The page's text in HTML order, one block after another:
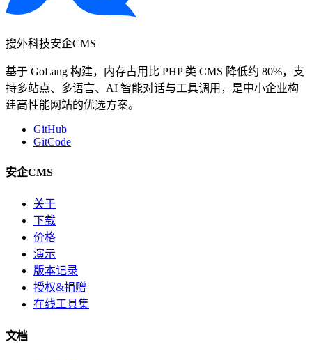
搜外科技安企CMS
基于 GoLang 构建，内存占用比 PHP 类 CMS 降低约 80%，支
持多站点、多语言、AI 智能对话与工具调用，是中小企业构
建高性能网站的优选方案。
GitHub
GitCode
安企CMS
关于
下载
价格
演示
版本记录
授权&捐赠
在线工具集
文档